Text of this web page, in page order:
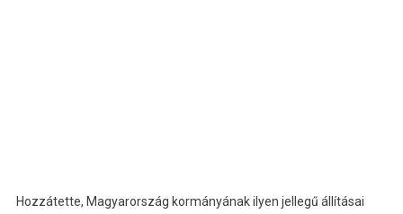
Hozzátette, Magyarország kormányának ilyen jellegű állításai